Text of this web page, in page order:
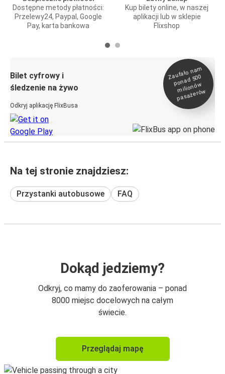
Dostępne metody płatności:
Przelewy24, Paypal, Google
Pay, karta bankowa
Kup bilety online, w naszej
aplikacji lub w sklepie
Flixshop
Bilet cyfrowy i
śledzenie na żywo
Odkryj aplikację FlixBusa
Zaufało na
m
ponad 500
milionó
w
pasażeró
w
Na tej stronie znajdziesz:
Przystanki autobusowe FAQ
Dokąd jedziemy?
Odkryj, co mamy do zaoferowania – ponad
8000 miejsc docelowych na całym
świecie.
Przeglądaj mapę